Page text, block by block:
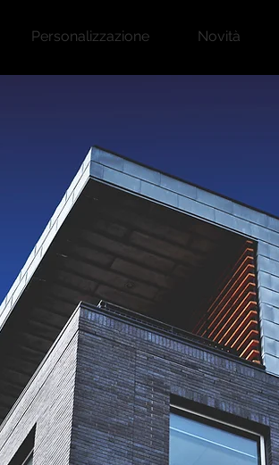
Personalizzazione Novità